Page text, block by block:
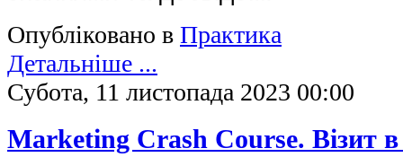
Опубліковано в Практика
Детальніше ...
Субота, 11 листопада 2023 00:00
Marketing Crash Course. Візит